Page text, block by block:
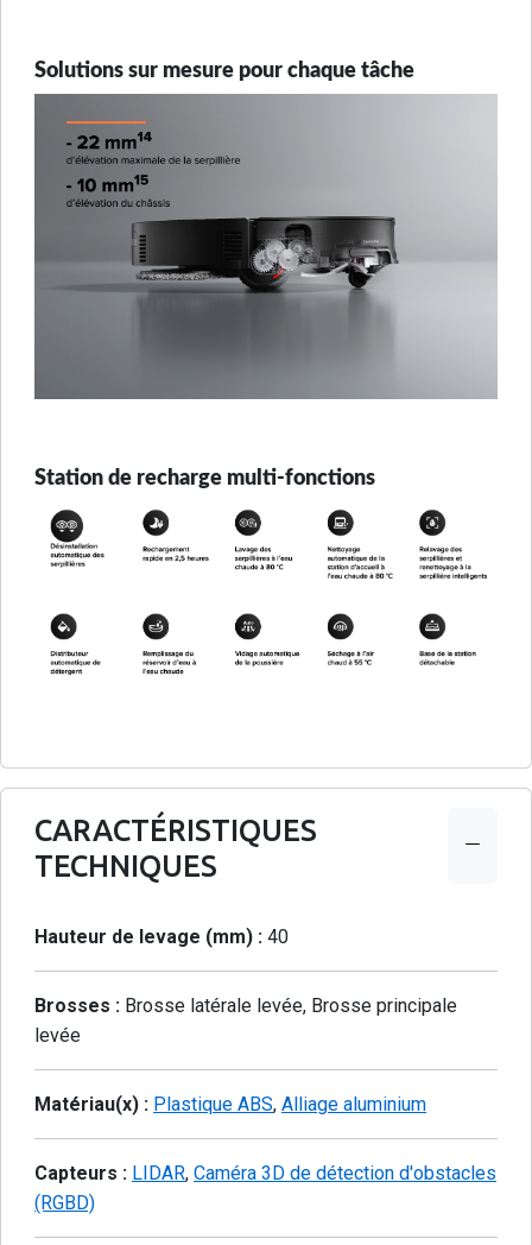
Solutions sur mesure pour chaque tâche
Station de recharge multi-fonctions
CARACTÉRISTIQUES
TECHNIQUES
Hauteur de levage (mm) : 40
Brosses : Brosse latérale levée, Brosse principale
levée
Matériau(x) : Plastique ABS, Alliage aluminium
Capteurs : LIDAR, Caméra 3D de détection d'obstacles
(RGBD)